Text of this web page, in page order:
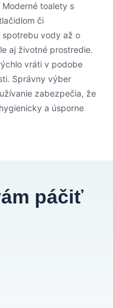
Moderné toalety s
či
vody až o
aj životné prostredie.
vráti v podobe
Správny výber
zabezpečia, že
hygienicky a úsporne
páčiť